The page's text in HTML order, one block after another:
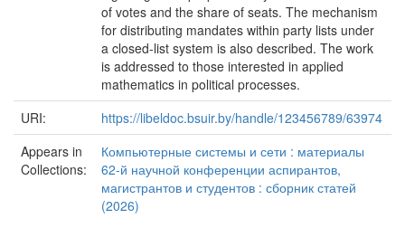
of votes and the share of seats. The mechanism
for distributing mandates within party lists under
a closed-list system is also described. The work
is addressed to those interested in applied
mathematics in political processes.
URI:
https://libeldoc.bsuir.by/handle/123456789/63974
Appears in
Collections:
Компьютерные системы и сети : материалы
62-й научной конференции аспирантов,
магистрантов и студентов : сборник статей
(2026)